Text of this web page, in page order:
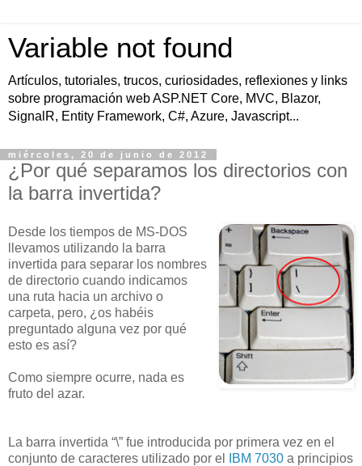
Variable not found
Artículos, tutoriales, trucos, curiosidades, reflexiones y links
sobre programación web ASP.NET Core, MVC, Blazor,
SignalR, Entity Framework, C#, Azure, Javascript...
miércoles, 20 de junio de 2012
¿Por qué separamos los directorios con
la barra invertida?
Desde los tiempos de MS-DOS
llevamos utilizando la barra
invertida para separar los nombres
de directorio cuando indicamos
una ruta hacia un archivo o
carpeta, pero, ¿os habéis
preguntado alguna vez por qué
esto es así?
Como siempre ocurre, nada es
fruto del azar.
La barra invertida “\” fue introducida por primera vez en el
conjunto de caracteres utilizado por el
IBM 7030 a principios